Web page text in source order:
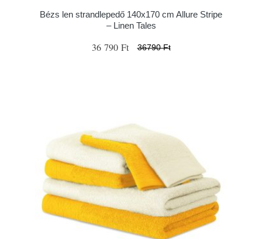
Bézs len strandlepedő 140x170 cm Allure Stripe
– Linen Tales
36 790 Ft 36790 Ft